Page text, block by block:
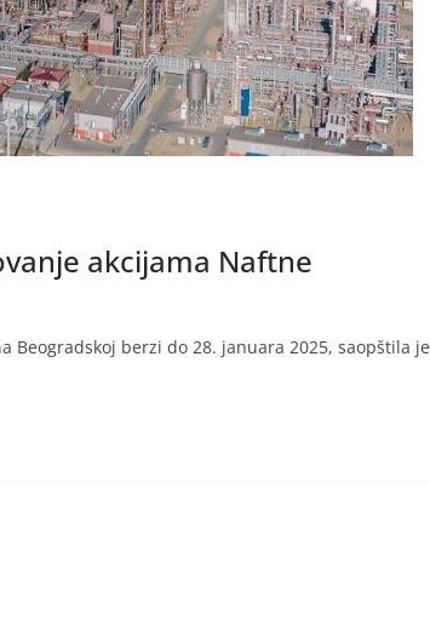
akcijama Naftne
Beogradskoj berzi do 28. januara 2025, saopštila je